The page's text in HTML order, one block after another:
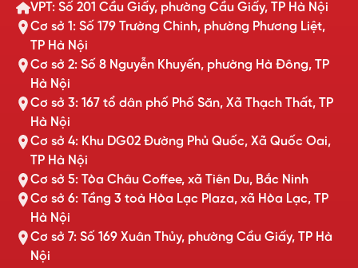
VPT: Số 201 Cầu Giấy, phường Cầu Giấy, TP Hà Nội
Cơ sở 1: Số 179 Trường Chinh, phường Phương Liệt,
TP Hà Nội
Cơ sở 2: Số 8 Nguyễn Khuyến, phường Hà Đông, TP
Hà Nội
Cơ sở 3: 167 tổ dân phố Phố Săn, Xã Thạch Thất, TP
Hà Nội
Cơ sở 4: Khu DG02 Đường Phủ Quốc, Xã Quốc Oai,
TP Hà Nội
Cơ sở 5: Tòa Châu Coffee, xã Tiên Du, Bắc Ninh
Cơ sở 6: Tầng 3 toà Hòa Lạc Plaza, xã Hòa Lạc, TP
Hà Nội
Cơ sở 7: Số 169 Xuân Thủy, phường Cầu Giấy, TP Hà
Nội